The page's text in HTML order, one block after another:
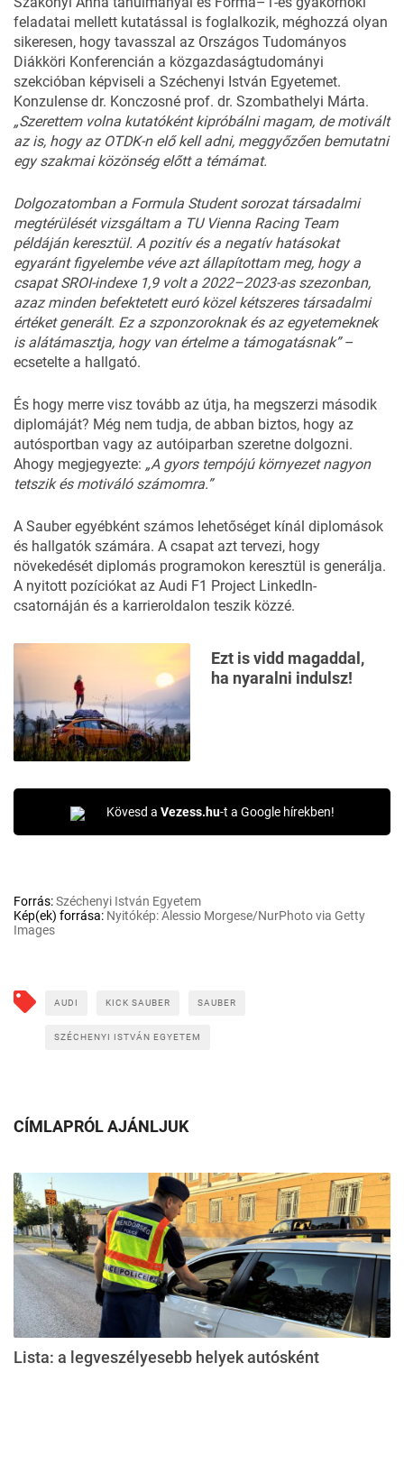
feladatai mellett kutatással is foglalkozik, méghozzá olyan
sikeresen, hogy tavasszal az Országos Tudományos
Diákköri Konferencián a közgazdaságtudományi
szekcióban képviseli a Széchenyi István Egyetemet.
Konzulense dr. Konczosné prof. dr. Szombathelyi Márta.
„Szerettem volna kutatóként kipróbálni magam, de motivált
az is, hogy az OTDK-n elő kell adni, meggyőzően bemutatni
egy szakmai közönség előtt a témámat.
Dolgozatomban a Formula Student sorozat társadalmi
megtérülését vizsgáltam a TU Vienna Racing Team
példáján keresztül. A pozitív és a negatív hatásokat
egyaránt figyelembe véve azt állapítottam meg, hogy a
csapat SROI-indexe 1,9 volt a 2022–2023-as szezonban,
azaz minden befektetett euró közel kétszeres társadalmi
értéket generált. Ez a szponzoroknak és az egyetemeknek
is alátámasztja, hogy van értelme a támogatásnak”–
ecsetelte a hallgató.
És hogy merre visz tovább az útja, ha megszerzi második
diplomáját? Még nem tudja, de abban biztos, hogy az
autósportban vagy az autóiparban szeretne dolgozni.
Ahogy megjegyezte: „A gyors tempójú környezet nagyon
tetszik és motiváló számomra.”
A Sauber egyébként számos lehetőséget kínál diplomások
és hallgatók számára. A csapat azt tervezi, hogy
növekedését diplomás programokon keresztül is generálja.
A nyitott pozíciókat az Audi F1 Project LinkedIn-
csatornáján és a karrieroldalon teszik közzé.
Ezt is vidd magaddal,
ha nyaralni indulsz!
Kövesd a Vezess.hu-t a Google hírekben!
Forrás:Széchenyi István Egyetem
Kép(ek) forrása: Nyitókép: Alessio Morgese/NurPhoto via Getty
Images
AUDI KICK SAUBER SAUBER
SZÉCHENYI ISTVÁN EGYETEM
CÍMLAPRÓL AJÁNLJUK
Lista: a legveszélyesebb helyek autósként